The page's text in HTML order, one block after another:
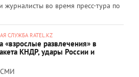
журналисты во время пресс-тура по
СЛУЖБА RATEL.KZ
«взрослые развлечения» в
КНДР, удары России и
СМИ